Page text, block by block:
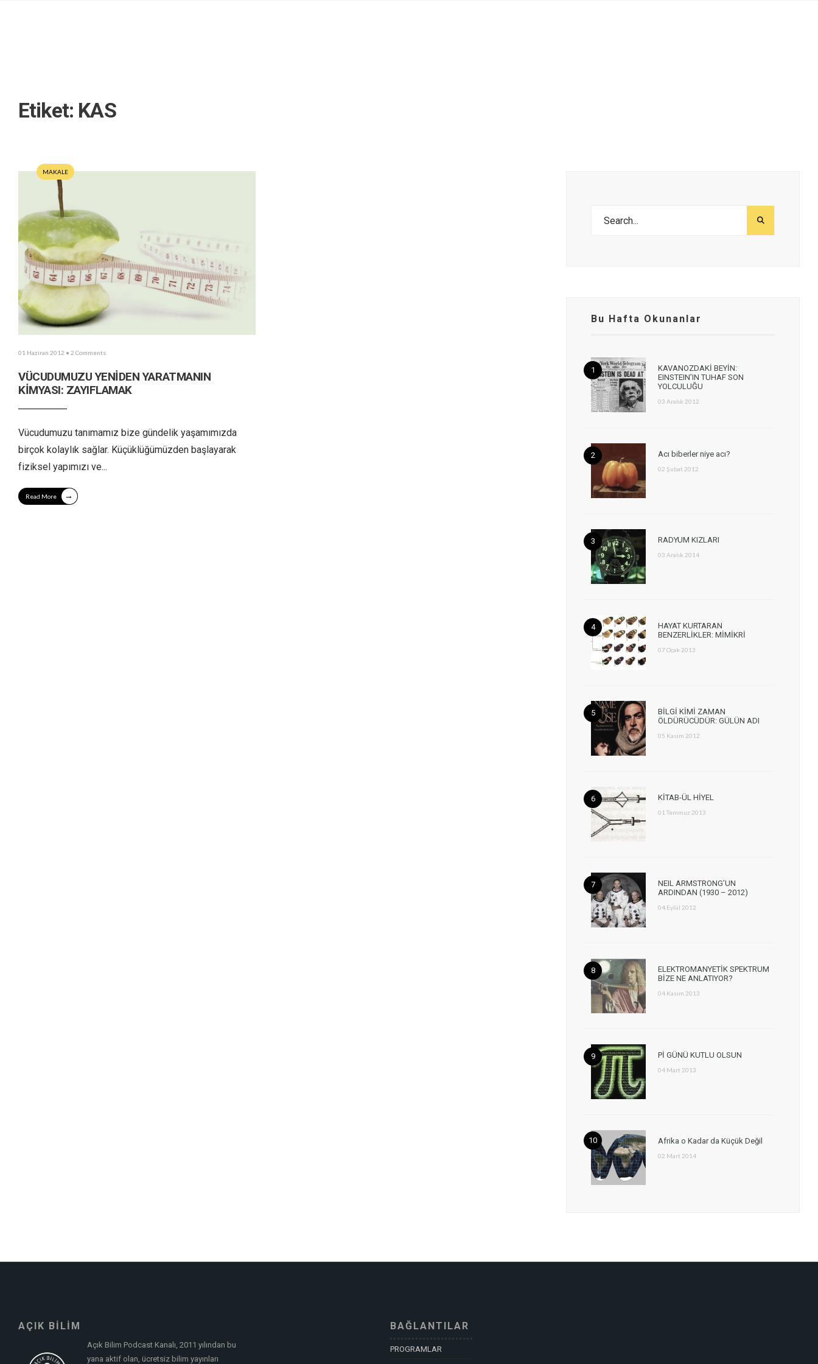
Etiket: KAS
MAKALE
01 Haziran 2012 • 2 Comments
VÜCUDUMUZU YENİDEN YARATMANIN
KİMYASI: ZAYIFLAMAK
Vücudumuzu tanımamız bize gündelik yaşamımızda
birçok kolaylık sağlar. Küçüklüğümüzden başlayarak
fiziksel yapımızı ve...
Read More →
Bu Hafta Okunanlar
KAVANOZDAKİ BEYİN:
EINSTEIN’IN TUHAF SON
YOLCULUĞU
03 Aralık 2012
Acı biberler niye acı?
02 Şubat 2012
RADYUM KIZLARI
03 Aralık 2014
HAYAT KURTARAN
BENZERLİKLER: MİMİKRİ
07 Ocak 2013
BİLGİ KİMİ ZAMAN
ÖLDÜRÜCÜDÜR: GÜLÜN ADI
05 Kasım 2012
KİTAB-ÜL HİYEL
01 Temmuz 2013
NEIL ARMSTRONG’UN
ARDINDAN (1930 – 2012)
04 Eylül 2012
ELEKTROMANYETİK SPEKTRUM
BİZE NE ANLATIYOR?
04 Kasım 2013
Pİ GÜNÜ KUTLU OLSUN
04 Mart 2013
Afrika o Kadar da Küçük Değil
02 Mart 2014
AÇIK BİLİM
Açık Bilim Podcast Kanalı, 2011 yılından bu
yana aktif olan, ücretsiz bilim yayınları
BAĞLANTILAR
PROGRAMLAR